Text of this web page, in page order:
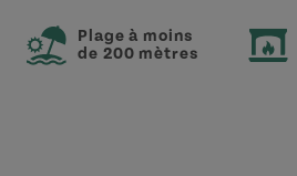
Plage à moins
de 200 mètres